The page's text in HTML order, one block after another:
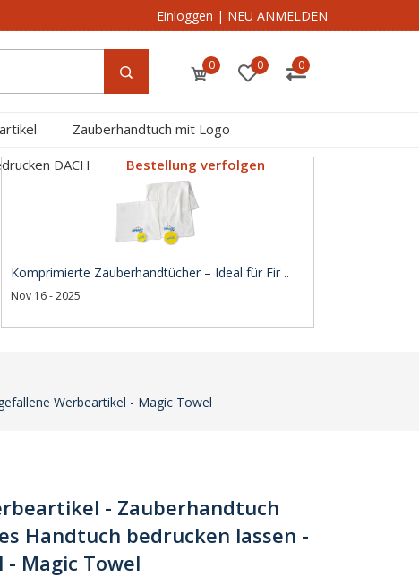
Einloggen | NEU ANMELDEN
0 0 0
Zauberhandtuch mit Logo
DACH Bestellung verfolgen
Komprimierte Zauberhandtücher – Ideal für Fir ..
Nov 16 - 2025
Werbeartikel - Magic Towel
- Zauberhandtuch
Handtuch bedrucken lassen -
Magic Towel